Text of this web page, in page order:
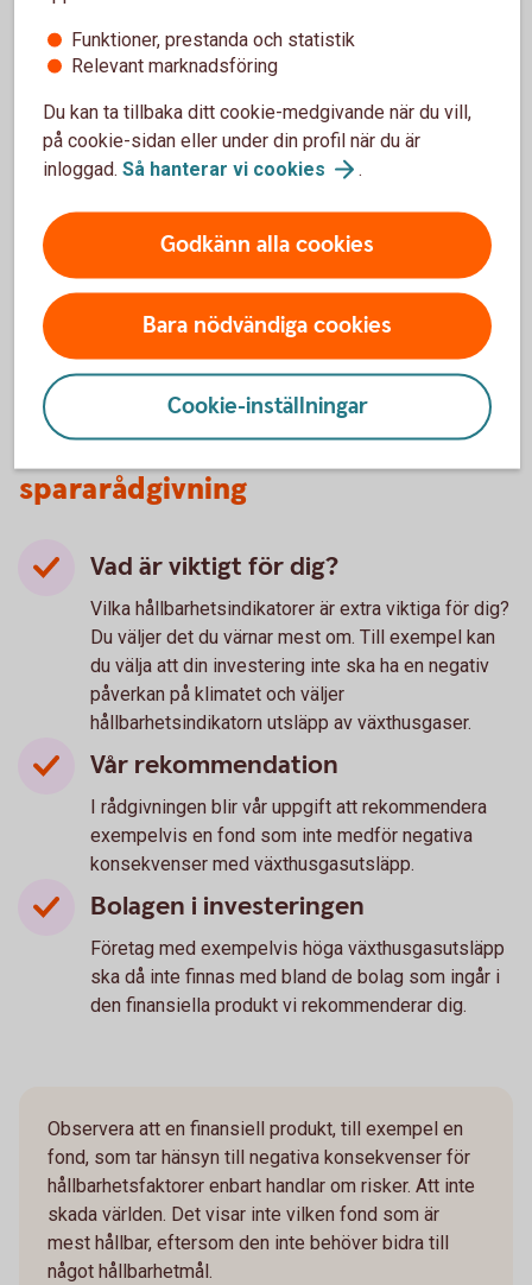
Hur arbetar vårt fondbolag
frågorna?
Swedbank Robur jobbar med hållbarhet på ett
Så jobbar Swedbank Robur enligt EU:s regelverk
SFDR
Så går det till när du får
spararådgivning
Vad är viktigt för dig?
Vilka hållbarhetsindikatorer är extra viktiga för dig?
Du väljer det du värnar mest om. Till exempel kan
du välja att din investering inte ska ha en negativ
påverkan på klimatet och väljer
hållbarhetsindikatorn utsläpp av växthusgaser.
Vår rekommendation
I rådgivningen blir vår uppgift att rekommendera
exempelvis en fond som inte medför negativa
konsekvenser med växthusgasutsläpp.
Bolagen i investeringen
Företag med exempelvis höga växthusgasutsläpp
ska då inte finnas med bland de bolag som ingår i
den finansiella produkt vi rekommenderar dig.
Observera att en finansiell produkt, till exempel en
fond, som tar hänsyn till negativa konsekvenser för
hållbarhetsfaktorer enbart handlar om risker. Att inte
skada världen. Det visar inte vilken fond som är
mest hållbar, eftersom den inte behöver bidra till
något hållbarhetmål.
Funktioner, prestanda och statistik
Relevant marknadsföring
Du kan ta tillbaka ditt cookie-medgivande när du vill,
på cookie-sidan eller under din profil när du är
inloggad. Så hanterar vi cookies .
Godkänn alla cookies
Bara nödvändiga cookies
Cookie-inställningar